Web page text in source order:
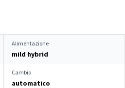
Alimentazione
mild hybrid
Cambio
automatico